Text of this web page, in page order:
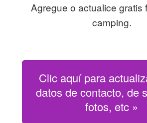
Agregue o actualice gratis
camping.
Clic aquí para
datos de contacto, de
fotos, etc »